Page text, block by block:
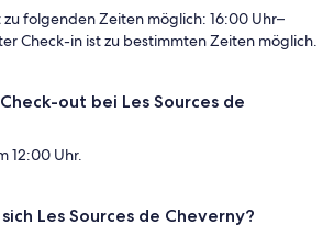
zu folgenden Zeiten möglich: 16:00 Uhr–
Check-in ist zu bestimmten Zeiten möglich.
out bei Les Sources de
12:00 Uhr.
Les Sources de Cheverny?